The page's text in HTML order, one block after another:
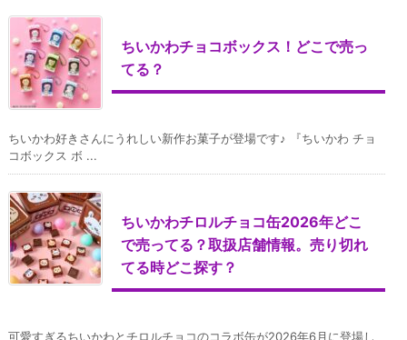
ちいかわチョコボックス！どこで売っ
てる？
ちいかわ好きさんにうれしい新作お菓子が登場です♪ 『ちいかわ チョ
コボックス ボ ...
ちいかわチロルチョコ缶2026年どこ
で売ってる？取扱店舗情報。売り切れ
てる時どこ探す？
可愛すぎるちいかわとチロルチョコのコラボ缶が2026年6月に登場し